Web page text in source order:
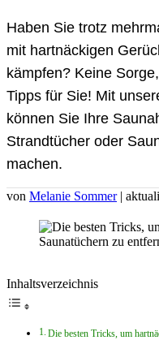
Haben Sie trotz
mit hartnäckigen
kämpfen? Keine
Tipps für Sie! Mit
können Sie Ihre
Strandtücher oder
machen.
von Melanie Sommer |
Inhaltsverzeichnis
Die besten Tricks, um